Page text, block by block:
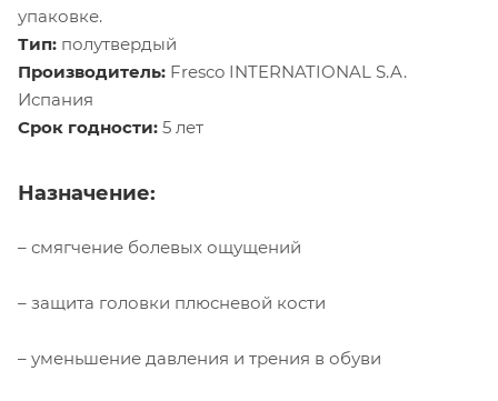
упаковке.
Тип: полутвердый
Производитель: Fresco INTERNATIONAL S.A.
Испания
Срок годности: 5 лет
Назначение:
– смягчение болевых ощущений
– защита головки плюсневой кости
– уменьшение давления и трения в обуви